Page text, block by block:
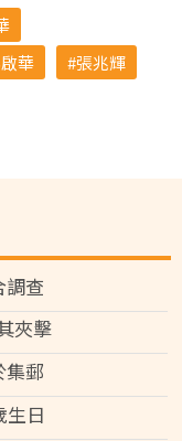
華
張兆輝
調查
夾擊
集郵
生日